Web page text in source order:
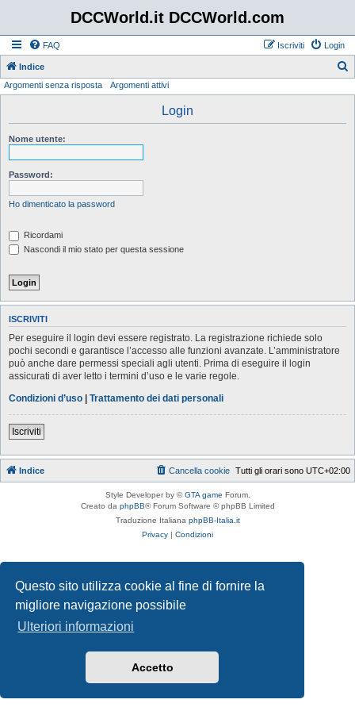
Questo sito utilizza cookie al fine di fornire la
migliore navigazione possibile
Ulteriori informazioni
Accetto
DCCWorld.it DCCWorld.com
FAQ Login
Iscriviti
Indice
Argomenti senza risposta Argomenti attivi
Login
Nome utente:
Password:
Ho dimenticato la password
Ricordami
Nascondi il mio stato per questa sessione
ISCRIVITI
Per eseguire il login devi essere registrato. La registrazione richiede solo
pochi secondi e garantisce l’accesso alle funzioni avanzate. L’amministratore
può anche dare permessi speciali agli utenti. Prima di eseguire il login
assicurati di aver letto i termini d’uso e le varie regole.
Condizioni d’uso | Trattamento dei dati personali
Iscriviti
Indice Tutti gli orari sono UTC+02:00
Cancella cookie
Style Developer by ©GTA game Forum.
Creato da phpBB® Forum Software © phpBB Limited
Traduzione Italiana phpBB-Italia.it
Privacy | Condizioni